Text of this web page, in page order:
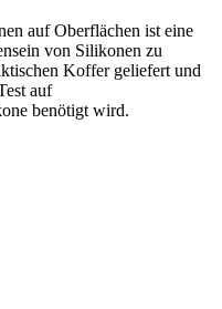
auf Oberflächen ist eine
von Silikonen zu
Koffer geliefert und
auf
benötigt wird.